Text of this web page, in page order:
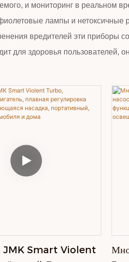
и мониторинг в реальном
лампы и
вредителей эти
для здоровья пользователей,
JMK Smart Violent